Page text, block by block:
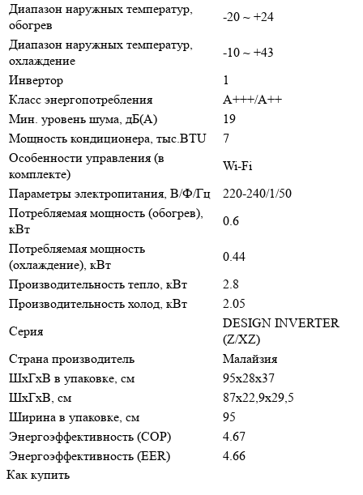
Диапазон наружных температур,
обогрев
-20 ~ +24
Диапазон наружных температур,
охлаждение
-10 ~ +43
Инвертор
1
Класс энергопотребления
A+++/A++
Мин. уровень шума, дБ(А)
19
Мощность кондиционера, тыс.BTU
7
Особенности управления (в
комплекте)
Wi-Fi
Параметры электропитания, В/Ф/Гц
220-240/1/50
Потребляемая мощность (обогрев),
кВт
0.6
Потребляемая мощность
(охлаждение), кВт
0.44
Производительность тепло, кВт
2.8
Производительность холод, кВт
2.05
Серия
DESIGN INVERTER
(Z/XZ)
Страна производитель
Малайзия
ШxГxВ в упаковке, см
95x28x37
ШxГxВ, см
87x22,9x29,5
Ширина в упаковке, см
95
Энергоэффективность (COP)
4.67
Энергоэффективность (EER)
4.66
Как купить